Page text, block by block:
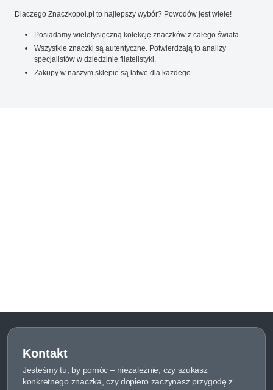
Dlaczego Znaczkopol.pl to najlepszy wybór? Powodów jest wiele!
Posiadamy wielotysięczną kolekcję znaczków z całego świata.
Wszystkie znaczki są autentyczne. Potwierdzają to analizy
specjalistów w dziedzinie filatelistyki.
Zakupy w naszym sklepie są łatwe dla każdego.
Kontakt
Jesteśmy tu, by pomóc – niezależnie, czy szukasz
konkretnego znaczka, czy dopiero zaczynasz przygodę z